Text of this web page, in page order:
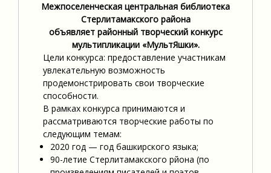
Межпоселенческая центральная библиотека
Стерлитамакского района
объявляет районный творческий конкурс
мультипликации «МультЯшки».
Цели конкурса: предоставление участникам
увлекательную возможность
продемонстрировать свои творческие
способности.
В рамках конкурса принимаются и
рассматриваются творческие работы по
следующим темам:
2020 год — год башкирского языка;
90-летие Стерлитамакского рйона (по